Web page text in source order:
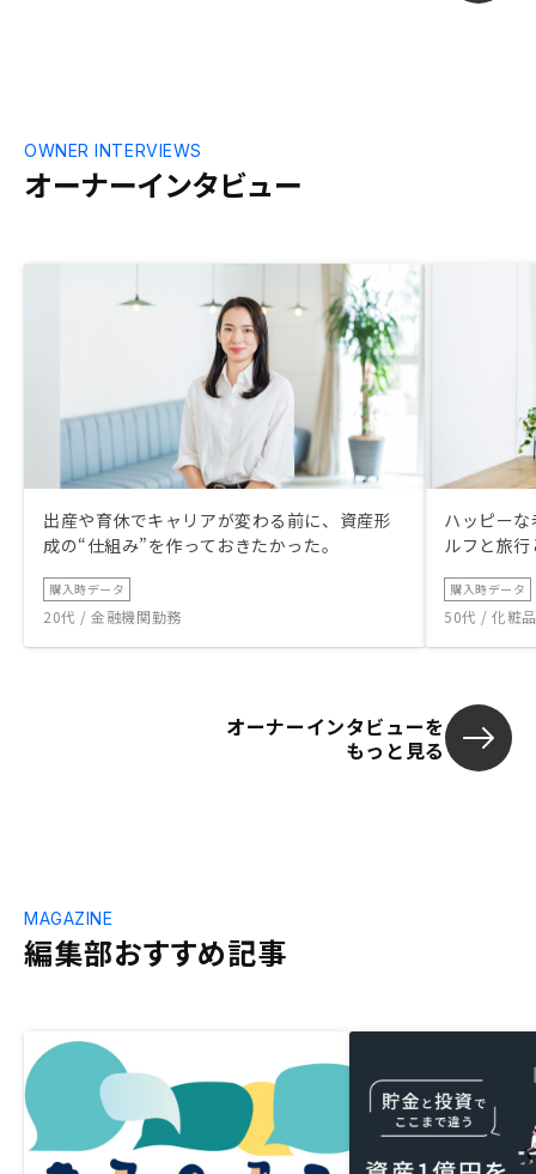
オーナーインタビュー
OWNER INTERVIEWS
出産や育休でキャリアが変わる前に、資産形
成の“仕組み”を作っておきたかった。
購入時データ
20代 / 金融機関勤務
ハッピー
ルフと旅
購入時データ
50代 / 化粧
オーナーインタビューを
もっと見る
編集部おすすめ記事
MAGAZINE